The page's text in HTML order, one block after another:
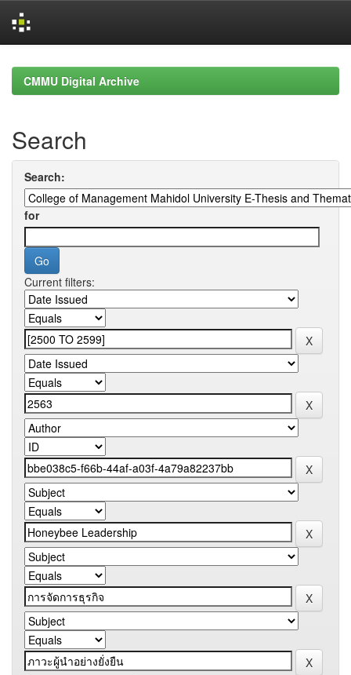
navigationCMMU Digital Archive
Search
Search:
for
Current filters: